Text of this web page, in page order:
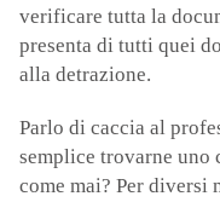
verificare tutta la
presenta di tutti quei
alla detrazione.
Parlo di caccia al
semplice trovarne uno
come mai? Per